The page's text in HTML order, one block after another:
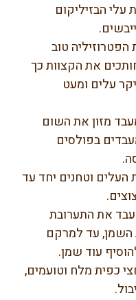
עלי הבזיליקום
טוב
את הקצוות כך
עלים ומעט
מזון את השום
בפולסים
העלים וטחנים יחד עד
את התערובת
השמן, עד למרקם
עוד שמן.
כפית מלח וטועמים,